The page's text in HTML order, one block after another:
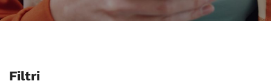
Filtri